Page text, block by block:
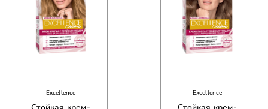
Excellence Excellence